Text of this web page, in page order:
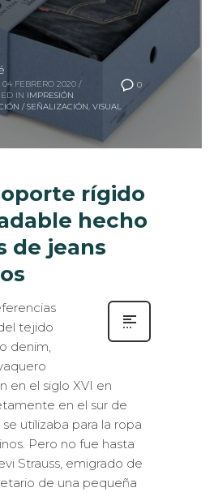
0
04 FEBRERO 2020 /
IN IMPRESIÓN
/ SEÑALIZACIÓN, VISUAL
rígido
hecho
de jeans
tejido
denim,
en el siglo XVI en
en el sur de
utilizaba para la ropa
Pero no fue hasta
Strauss, emigrado de
de una pequeña